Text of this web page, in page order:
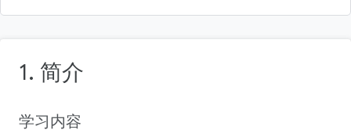
1. 简介
学习内容